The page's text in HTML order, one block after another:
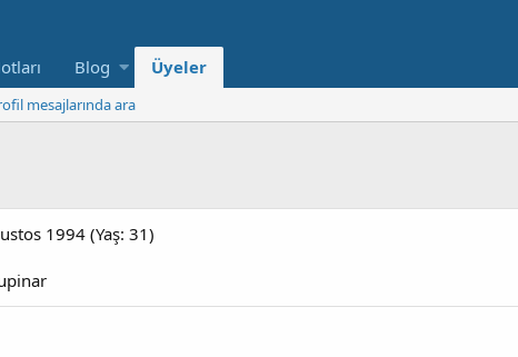
Blog Üyeler
mesajlarında ara
1994 (Yaş: 31)